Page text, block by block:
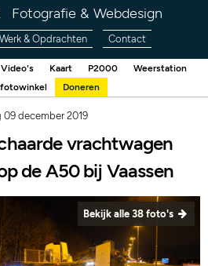
Fotografie & Webdesign
Werk & Opdrachten Contact
Video's Kaart P2000
Weerstation
Doneren
09 december 2019
vrachtwagen
de A50 bij Vaassen
Bekijk alle 38 foto's